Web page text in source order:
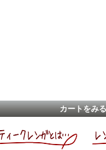
カートをみる